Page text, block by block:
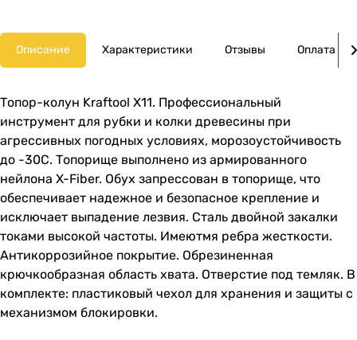
Описание Характеристики Отзывы Оплата
Топор-колун Kraftool X11. Профессиональный
инструмент для рубки и колки древесины при
агрессивных погодных условиях, морозоустойчивость
до -30С. Топорище выполнено из армированного
нейлона X-Fiber. Обух запрессован в топорище, что
обеспечивает надежное и безопасное крепление и
исключает выпадение лезвия. Сталь двойной закалки
токами высокой частоты. Имеютмя ребра жесткости.
Антикоррозийное покрытие. Обрезиненная
крючкообразная область хвата. Отверстие под темляк. В
комплекте: пластиковый чехол для хранения и защиты с
механизмом блокировки.